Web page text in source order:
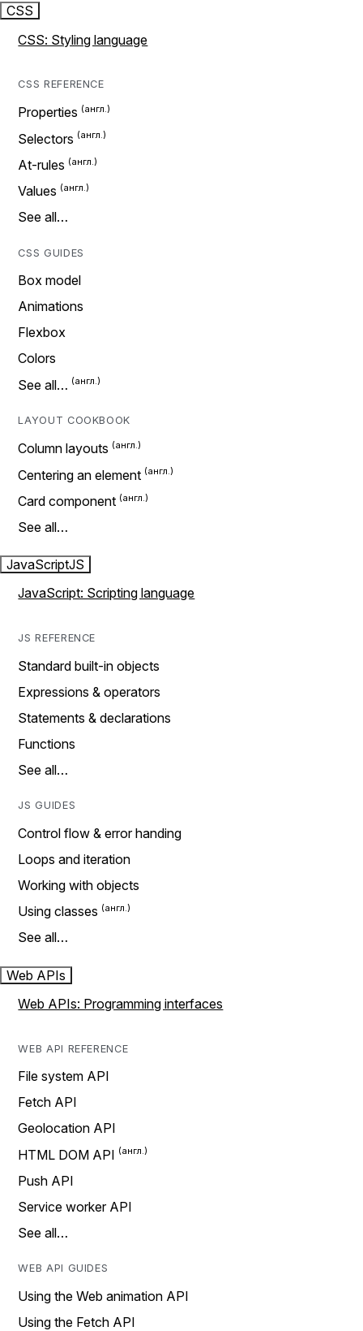
CSS
CSS: Styling language
CSS REFERENCE
Properties
Selectors
At-rules
Values
See all…
CSS GUIDES
Box model
Animations
Flexbox
Colors
See all…
LAYOUT COOKBOOK
Column layouts
Centering an element
Card component
See all…
JavaScriptJS
JavaScript: Scripting language
JS REFERENCE
Standard built-in objects
Expressions & operators
Statements & declarations
Functions
See all…
JS GUIDES
Control flow & error handing
Loops and iteration
Working with objects
Using classes
See all…
Web APIs
Web APIs: Programming interfaces
WEB API REFERENCE
File system API
Fetch API
Geolocation API
HTML DOM API
Push API
Service worker API
See all…
WEB API GUIDES
Using the Web animation API
Using the Fetch API